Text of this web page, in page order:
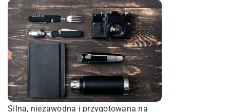
Silna, niezawodna i przygotowana na